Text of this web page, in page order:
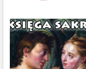
4.
Kiepska
pseudonauka
Craiga